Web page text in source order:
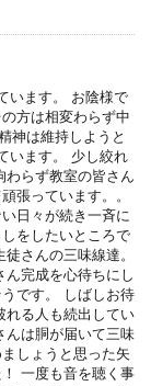
います。 お陰様で
方は相変わらず中
神は維持しようと
います。 少し絞れ
わらず教室の皆さん
張っています。。
日々が続き一斉に
をしたいところで
さんの三味線達。
ん完成を心待ちにし
です。 しばしお待
れる人も続出してい
んは胴が届いて三味
しょうと思った矢
一度も音を聴く事